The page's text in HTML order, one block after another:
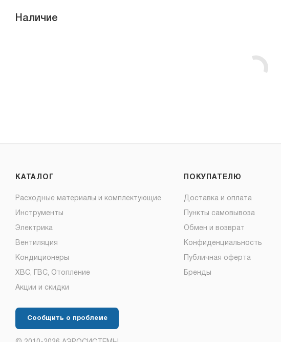
Наличие
КАТАЛОГ
Расходные материалы и комплектующие
Инструменты
Электрика
Вентиляция
Кондиционеры
ХВС, ГВС, Отопление
Акции и скидки
ПОКУПАТЕЛЮ
Доставка и оплата
Пункты самовывоза
Обмен и возврат
Конфиденциальность
Публичная оферта
Бренды
Сообщить о проблеме